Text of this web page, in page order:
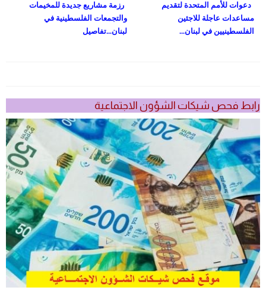
رزمة مشاريع جديدة للمخيمات
والتجمعات الفلسطينية في
لبنان...تفاصيل
دعوات للأمم المتحدة لتقديم
مساعدات عاجلة للاجئين
الفلسطينيين في لبنان...
رابط فحص شيكات الشؤون الاجتماعية